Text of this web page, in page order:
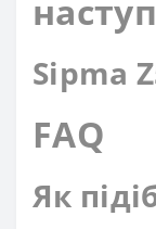
Sipma
FAQ
Як